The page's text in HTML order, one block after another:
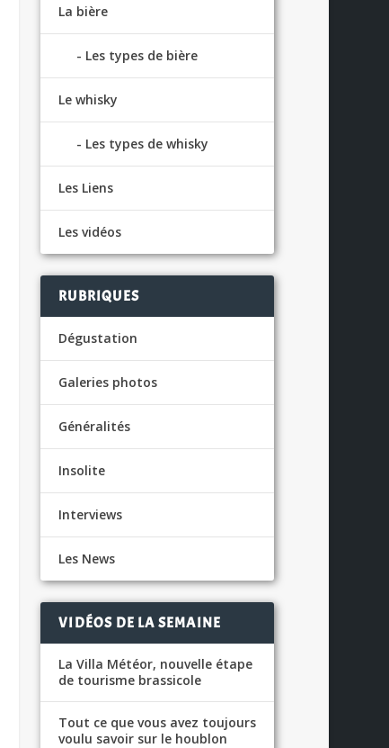
La bière
Les types de bière
Le whisky
Les types de whisky
Les Liens
Les vidéos
RUBRIQUES
Dégustation
Galeries photos
Généralités
Insolite
Interviews
Les News
VIDÉOS DE LA SEMAINE
La Villa Météor, nouvelle étape
de tourisme brassicole
Tout ce que vous avez toujours
voulu savoir sur le houblon